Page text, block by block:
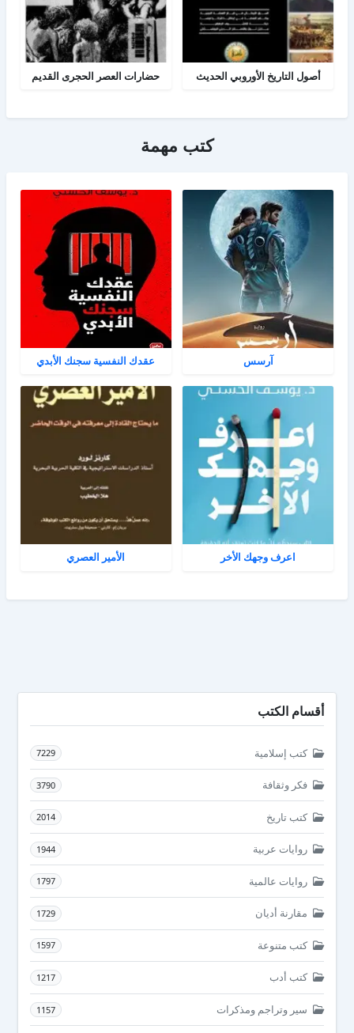
أصول التاريخ الأوروبي الحديث حضارات العصر الحجرى القديم
كتب مهمة
آرسس عقدك النفسية سجنك الأبدي
اعرف وجهك الأخر الأمير العصري
أقسام الكتب
كتب إسلامية 7229
فكر وثقافة 3790
كتب تاريخ 2014
روايات عربية 1944
روايات عالمية 1797
مقارنة أديان 1729
كتب متنوعة 1597
كتب أدب 1217
سير وتراجم ومذكرات 1157